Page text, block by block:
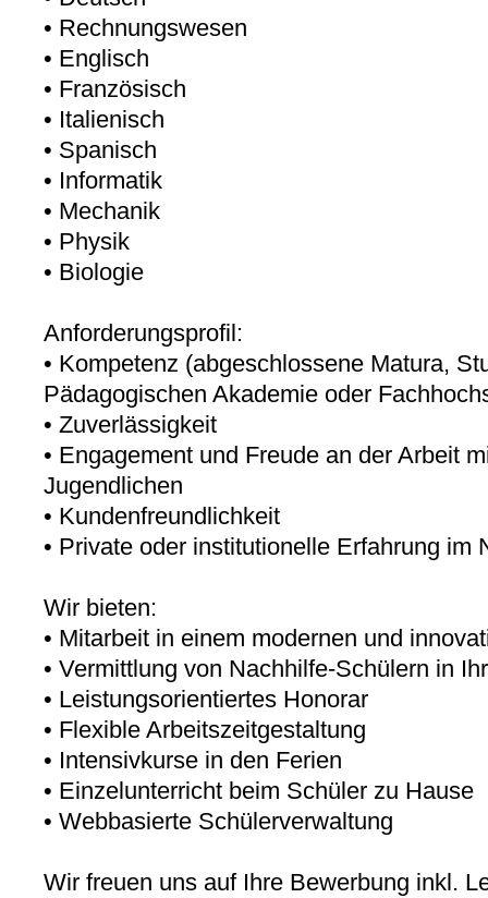
• Rechnungswesen
• Englisch
• Französisch
• Italienisch
• Spanisch
• Informatik
• Mechanik
• Physik
• Biologie
Anforderungsprofil:
• Kompetenz (abgeschlossene Matura,
Pädagogischen Akademie oder
• Zuverlässigkeit
• Engagement und Freude an der Arbeit
Jugendlichen
• Kundenfreundlichkeit
• Private oder institutionelle Erfahrung im
Wir bieten:
• Mitarbeit in einem modernen und
• Vermittlung von Nachhilfe-Schülern in
• Leistungsorientiertes Honorar
• Flexible Arbeitszeitgestaltung
• Intensivkurse in den Ferien
• Einzelunterricht beim Schüler zu Hause
• Webbasierte Schülerverwaltung
Wir freuen uns auf Ihre Bewerbung inkl.